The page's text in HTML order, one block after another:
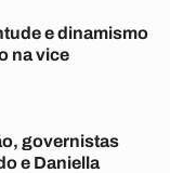
e dinamismo
na vice
governistas
e Daniella